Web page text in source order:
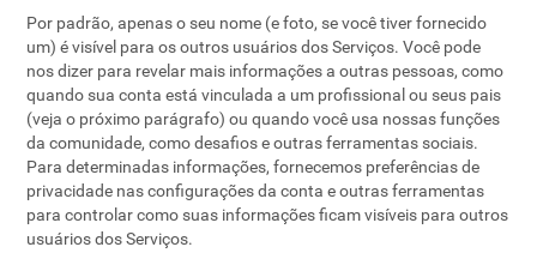
Por padrão, apenas o seu nome (e foto, se você tiver fornecido
um) é visível para os outros usuários dos Serviços. Você pode
nos dizer para revelar mais informações a outras pessoas, como
quando sua conta está vinculada a um profissional ou seus pais
(veja o próximo parágrafo) ou quando você usa nossas funções
da comunidade, como desafios e outras ferramentas sociais.
Para determinadas informações, fornecemos preferências de
privacidade nas configurações da conta e outras ferramentas
para controlar como suas informações ficam visíveis para outros
usuários dos Serviços.